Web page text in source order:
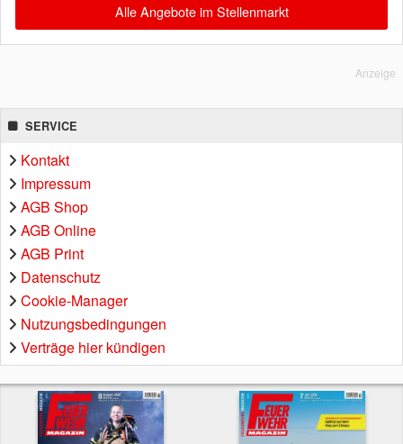
Alle Angebote im Stellenmarkt
Anzeige
SERVICE
Kontakt
Impressum
AGB Shop
AGB Online
AGB Print
Datenschutz
Cookie-Manager
Nutzungsbedingungen
Verträge hier kündigen